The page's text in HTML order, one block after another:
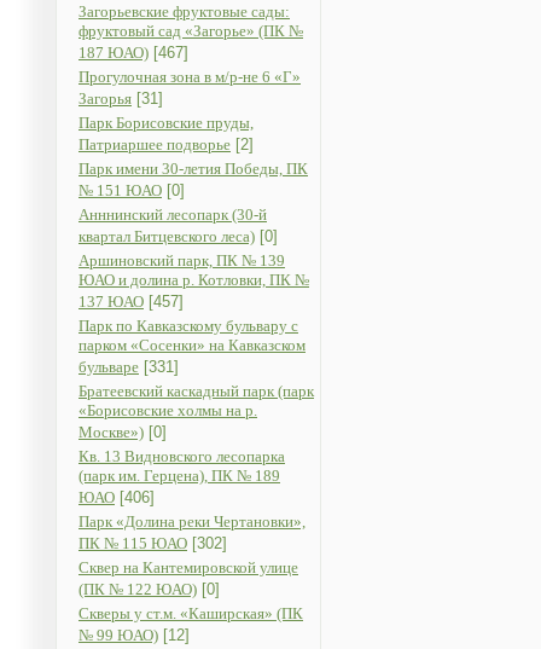
Загорьевские фруктовые сады:
фруктовый сад «Загорье» (ПК №
187 ЮАО) [467]
Прогулочная зона в м/р-не 6 «Г»
Загорья [31]
Парк Борисовские пруды,
Патриаршее подворье [2]
Парк имени 30-летия Победы, ПК
№ 151 ЮАО [0]
Анннинский лесопарк (30-й
квартал Битцевского леса) [0]
Аршиновский парк, ПК № 139
ЮАО и долина р. Котловки, ПК №
137 ЮАО [457]
Парк по Кавказскому бульвару с
парком «Сосенки» на Кавказском
бульваре [331]
Братеевский каскадный парк (парк
«Борисовские холмы на р.
Москве») [0]
Кв. 13 Видновского лесопарка
(парк им. Герцена), ПК № 189
ЮАО [406]
Парк «Долина реки Чертановки»,
ПК № 115 ЮАО [302]
Сквер на Кантемировской улице
(ПК № 122 ЮАО) [0]
Скверы у ст.м. «Каширская» (ПК
№ 99 ЮАО) [12]